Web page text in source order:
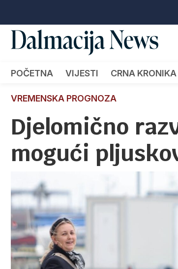
POČETNA VIJESTI CRNA KRONIKA
VREMENSKA PROGNOZA
Djelomično
mogući